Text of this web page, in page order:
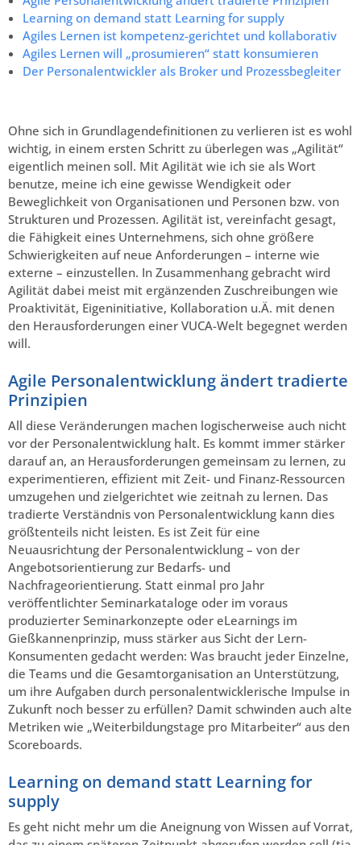
Learning on demand statt Learning for supply
Agiles Lernen ist kompetenz-gerichtet und kollaborativ
Agiles Lernen will „prosumieren“ statt konsumieren
Der Personalentwickler als Broker und Prozessbegleiter
Ohne sich in Grundlagendefinitionen zu verlieren ist es wohl
wichtig, in einem ersten Schritt zu überlegen was „Agilität“
eigentlich meinen soll. Mit Agilität wie ich sie als Wort
benutze, meine ich eine gewisse Wendigkeit oder
Beweglichkeit von Organisationen und Personen bzw. von
Strukturen und Prozessen. Agilität ist, vereinfacht gesagt,
die Fähigkeit eines Unternehmens, sich ohne größere
Schwierigkeiten auf neue Anforderungen – interne wie
externe – einzustellen. In Zusammenhang gebracht wird
Agilität dabei meist mit ergänzenden Zuschreibungen wie
Proaktivität, Eigeninitiative, Kollaboration u.Ä. mit denen
den Herausforderungen einer VUCA-Welt begegnet werden
will.
Agile Personalentwicklung ändert tradierte
Prinzipien
All diese Veränderungen machen logischerweise auch nicht
vor der Personalentwicklung halt. Es kommt immer stärker
darauf an, an Herausforderungen gemeinsam zu lernen, zu
experimentieren, effizient mit Zeit- und Finanz-Ressourcen
umzugehen und zielgerichtet wie zeitnah zu lernen. Das
tradierte Verständnis von Personalentwicklung kann dies
größtenteils nicht leisten. Es ist Zeit für eine
Neuausrichtung der Personalentwicklung – von der
Angebotsorientierung zur Bedarfs- und
Nachfrageorientierung. Statt einmal pro Jahr
veröffentlichter Seminarkataloge oder im voraus
produzierter Seminarkonzepte oder eLearnings im
Gießkannenprinzip, muss stärker aus Sicht der Lern-
Konsumenten gedacht werden: Was braucht jeder Einzelne,
die Teams und die Gesamtorganisation an Unterstützung,
um ihre Aufgaben durch personalentwicklerische Impulse in
Zukunft noch besser zu erfüllen? Damit schwinden auch alte
Metriken wie „Weiterbildungstage pro Mitarbeiter“ aus den
Scoreboards.
Learning on demand statt Learning for
supply
Es geht nicht mehr um die Aneignung von Wissen auf Vorrat,